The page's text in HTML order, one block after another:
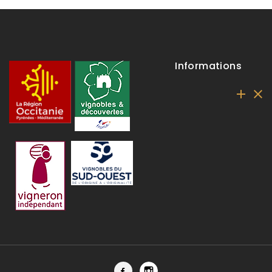
Informations
 
Facebook